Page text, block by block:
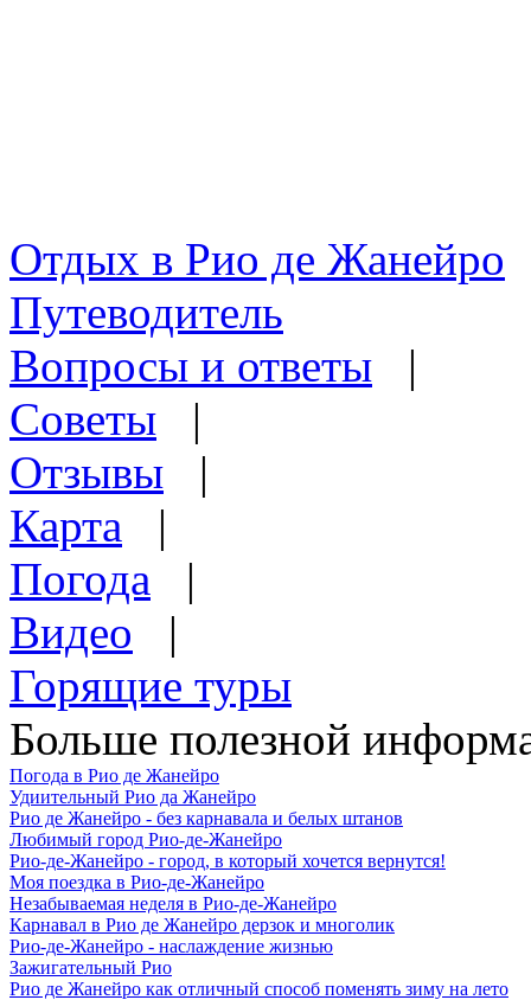
Отдых в Рио де Жанейро
Путеводитель
Вопросы и ответы |
Советы |
Отзывы |
Карта |
Погода |
Видео |
Горящие туры
Больше полезной
Погода в Рио де Жанейро
Удиительный Рио да Жанейро
Рио де Жанейро - без карнавала и белых штанов
Любимый город Рио-де-Жанейро
Рио-де-Жанейро - город, в который хочется вернутся!
Моя поездка в Рио-де-Жанейро
Незабываемая неделя в Рио-де-Жанейро
Карнавал в Рио де Жанейро дерзок и многолик
Рио-де-Жанейро - наслаждение жизнью
Зажигательный Рио
Рио де Жанейро как отличный способ поменять зиму на лето